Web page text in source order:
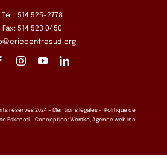
Tél.: 514 525-2778
Fax: 514 523 0450
réservés 2024 – Mentions légales –
Politique de
Eskanazi– Conception: Womko, Agence web Inc.